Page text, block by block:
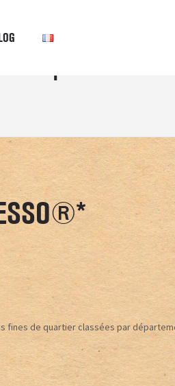
fines de quartier classées par